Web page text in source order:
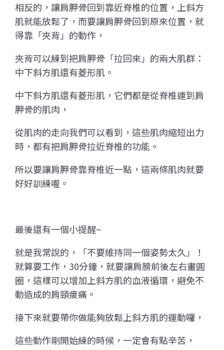
相反的，讓肩胛骨回到靠近脊椎的位置，上斜方
肌就能放鬆了，而要讓肩胛骨回到原來位置，就
得靠「夾背」的動作，
夾背可以練到把肩胛骨「拉回來」的兩大肌群：
中下斜方肌還有菱形肌。
中下斜方肌還有菱形肌，它們都是從脊椎連到肩
胛骨的肌肉，
從肌肉的走向我們可以看到，這些肌肉縮短出力
時，都有把肩胛骨拉近脊椎的功能。
所以要讓肩胛骨靠脊椎近一點，這兩條肌肉就要
好好訓練喔。
最後還有一個小提醒~
就是我常說的，「不要維持同一個姿勢太久」！
就算要工作，30分鐘，就要讓肩膀前後左右畫圓
圈，這樣可以增加上斜方肌的血液循環，避免不
動造成的肩頸痠痛。
接下來就要帶你做能夠放鬆上斜方肌的運動囉，
這些動作剛開始練的時候，一定會有點辛苦，